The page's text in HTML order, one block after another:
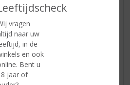
vragen
naar uw
in de
en ook
Bent u
jaar of
roomlikeur uit het mooie
lage alcoholpercentage, de
meloenen de bereiding met
room is deze likeur heerlijk fris,
Bellini!